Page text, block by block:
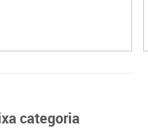
categoria